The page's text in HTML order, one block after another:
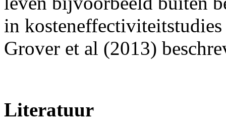
in
Grover et al (2013)
Literatuur